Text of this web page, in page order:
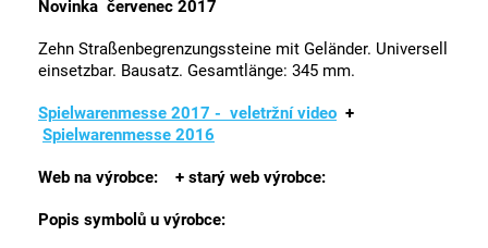
Novinka červenec 2017
Zehn Straßenbegrenzungssteine mit Geländer. Universell
einsetzbar. Bausatz. Gesamtlänge: 345 mm.
Spielwarenmesse 2017 - veletržní video +
Spielwarenmesse 2016
Web na výrobce: + starý web výrobce:
Popis symbolů u výrobce: